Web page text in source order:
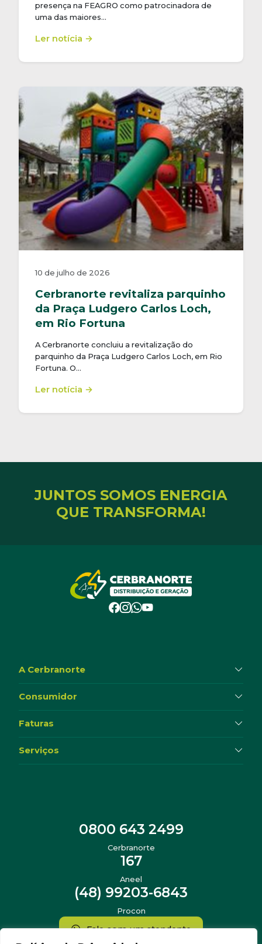
presença na FEAGRO como patrocinadora de
uma das maiores…
Ler notícia →
10 de julho de 2026
Cerbranorte revitaliza parquinho
da Praça Ludgero Carlos Loch,
em Rio Fortuna
A Cerbranorte concluiu a revitalização do
parquinho da Praça Ludgero Carlos Loch, em Rio
Fortuna. O…
Ler notícia →
JUNTOS SOMOS ENERGIA
QUE TRANSFORMA!
A Cerbranorte
Consumidor
Faturas
Serviços
0800 643 2499
Cerbranorte
167
Aneel
(48) 99203-6843
Procon
Fale com um atendente